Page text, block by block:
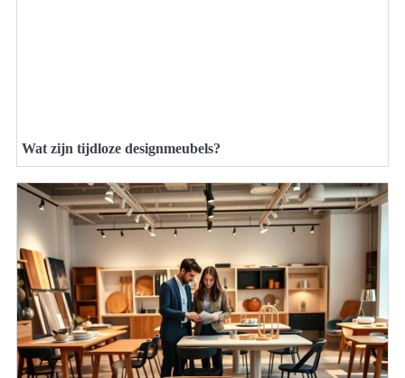
Wat zijn tijdloze designmeubels?